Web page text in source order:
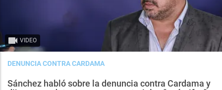
VIDEO
DENUNCIA CONTRA CARDAMA
Sánchez habló sobre la denuncia contra Cardama y